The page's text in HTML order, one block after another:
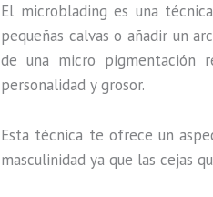
El microbladinges una
pequeñas calvas o añadir un
de una micro pigmentación
personalidad y grosor.
Esta técnica te ofrece un
masculinidad ya que las cejas